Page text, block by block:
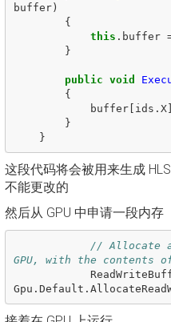
buffer)
{
this . buffer
}
public void
{
buffer[ ids . X]
}
}
这段代码将会被用来生成
不能更改的
然后从 GPU 中申请一段内存
// Allocate
GPU, with the contents
Gpu . Default .